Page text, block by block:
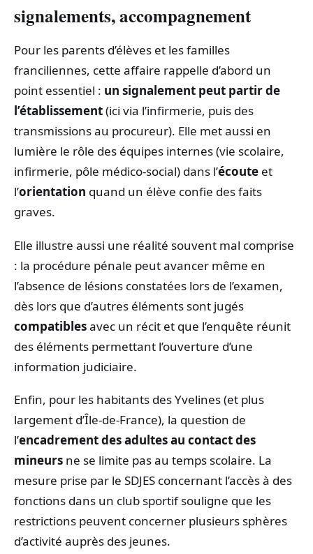
signalements, accompagnement
Pour les parents d’élèves et les familles
franciliennes, cette affaire rappelle d’abord un
point essentiel : un signalement peut partir de
l’établissement(ici via l’infirmerie, puis des
transmissions au procureur). Elle met aussi en
lumière le rôle des équipes internes (vie scolaire,
infirmerie, pôle médico-social) dans l’écoute et
l’orientation quand un élève confie des faits
graves.
Elle illustre aussi une réalité souvent mal comprise
: la procédure pénale peut avancer même en
l’absence de lésions constatées lors de l’examen,
dès lors que d’autres éléments sont jugés
compatiblesavec un récit et que l’enquête réunit
des éléments permettant l’ouverture d’une
information judiciaire.
Enfin, pour les habitants des Yvelines (et plus
largement d’Île-de-France), la question de
l’encadrement des adultes au contact des
mineurs ne se limite pas au temps scolaire. La
mesure prise par le SDJES concernant l’accès à des
fonctions dans un club sportif souligne que les
restrictions peuvent concerner plusieurs sphères
d’activité auprès des jeunes.